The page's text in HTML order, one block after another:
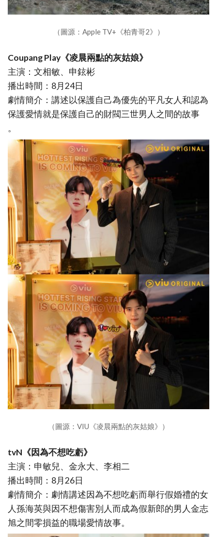
（圖源：Apple TV+《柏青哥2》）
Coupang Play《凌晨兩點的灰姑娘》
主演：文相敏、申鉉彬
播出時間：8月24日
劇情簡介：講述以保護自己為優先的平凡女人和認為
保護愛情就是保護自己的財閥三世男人之間的故事
。
（圖源：VIU《凌晨兩點的灰姑娘》）
tvN《因為不想吃虧》
主演：申敏兒、金永大、李相二
播出時間：8月26日
劇情簡介：劇情講述因為不想吃虧而舉行假婚禮的女
人孫海英與因不想傷害別人而成為假新郎的男人金志
旭之間零損益的職場愛情故事。